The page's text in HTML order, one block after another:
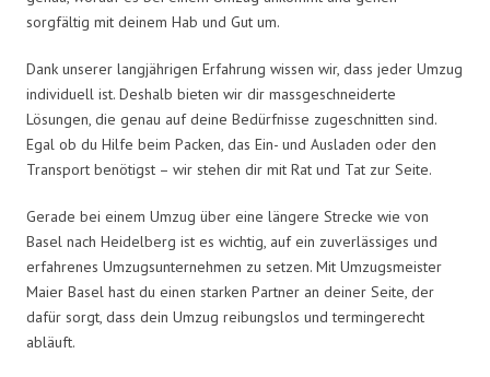
sorgfältig mit deinem Hab und Gut um.
Dank unserer langjährigen Erfahrung wissen wir, dass jeder Umzug
individuell ist. Deshalb bieten wir dir massgeschneiderte
Lösungen, die genau auf deine Bedürfnisse zugeschnitten sind.
Egal ob du Hilfe beim Packen, das Ein- und Ausladen oder den
Transport benötigst – wir stehen dir mit Rat und Tat zur Seite.
Gerade bei einem Umzug über eine längere Strecke wie von
Basel nach Heidelberg ist es wichtig, auf ein zuverlässiges und
erfahrenes Umzugsunternehmen zu setzen. Mit Umzugsmeister
Maier Basel hast du einen starken Partner an deiner Seite, der
dafür sorgt, dass dein Umzug reibungslos und termingerecht
abläuft.